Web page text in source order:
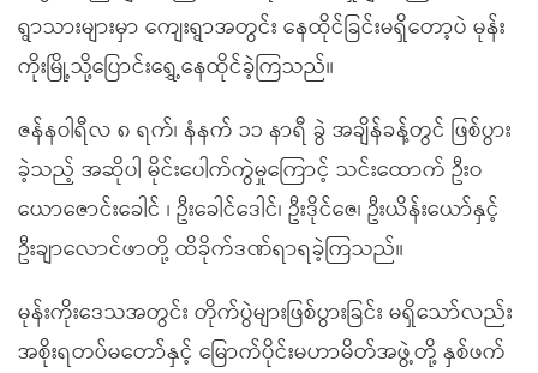
ရွာသားများမှာ ကျေးရွာအတွင်း နေထိုင်ခြင်းမရှိတော့ပဲ မုန်း
ကိုးမြို့သို့ပြောင်းရွှေ့နေထိုင်ခဲ့ကြသည်။
ဇန်နဝါရီလ ၈ ရက်၊ နံနက် ၁၁ နာရီ ခွဲ အချိန်ခန့်တွင် ဖြစ်ပွား
ခဲ့သည့် အဆိုပါ မိုင်းပေါက်ကွဲမှုကြောင့် သင်းထောက် ဦးဝ
ယောဇောင်းခေါင် ၊ ဦးခေါင်ဒေါင်၊ ဦးဒိုင်ဇေ၊ ဦးယိန်းယော်နှင့်
ဦးချာလောင်ဖာတို့ ထိခိုက်ဒဏ်ရာရခဲ့ကြသည်။
မုန်းကိုးဒေသအတွင်း တိုက်ပွဲများဖြစ်ပွားခြင်း မရှိသော်လည်း
အစိုးရတပ်မတော်နှင့် မြောက်ပိုင်းမဟာမိတ်အဖွဲ့တို့ နှစ်ဖက်